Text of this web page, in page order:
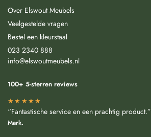
Over Elswout Meubels
Veelgestelde vragen
Bestel een kleurstaal
023 2340 888
info@elswoutmeubels.nl
100+ 5-sterren reviews
★★★★★
“Fantastische service en een prachtig product.”
Mark.